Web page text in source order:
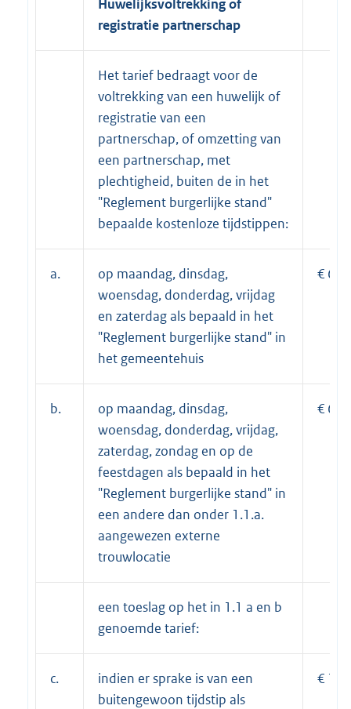
Huwelijksvoltrekking of
registratie partnerschap
Het tarief bedraagt voor de
voltrekking van een huwelijk of
registratie van een
partnerschap, of omzetting van
een partnerschap, met
plechtigheid, buiten de in het
"Reglement burgerlijke stand"
bepaalde kostenloze tijdstippen:
a.
op maandag, dinsdag,
woensdag, donderdag, vrijdag
en zaterdag als bepaald in het
"Reglement burgerlijke stand" in
het gemeentehuis
€
b.
op maandag, dinsdag,
woensdag, donderdag, vrijdag,
zaterdag, zondag en op de
feestdagen als bepaald in het
"Reglement burgerlijke stand" in
een andere dan onder 1.1.a.
aangewezen externe
trouwlocatie
€
een toeslag op het in 1.1 a en b
genoemde tarief:
c.
indien er sprake is van een
buitengewoon tijdstip als
€